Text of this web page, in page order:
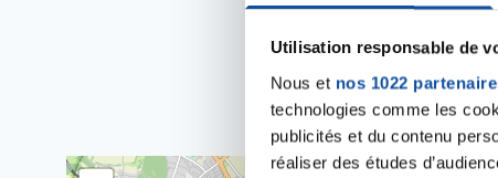
Utilisation responsable de
Nous et nos 1022
technologies comme les
publicités et du contenu
réaliser des études
Où